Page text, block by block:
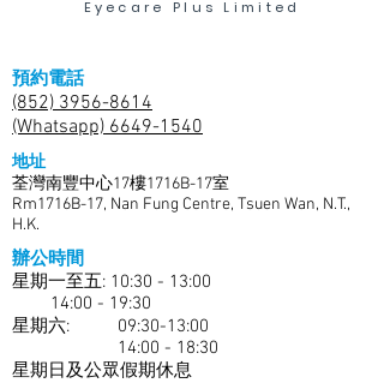
Eyecare Plus Limited
預約電話
(852) 3956-8614
(Whatsapp) 6649-1540
地址
荃灣南豐中心17樓1716B-17室
Rm1716B-17, Nan Fung Centre, Tsuen Wan, N.T.,
H.K.
辦公時間
星期一至五: 10:30 - 13:00
14:00 - 19:30
​​星期六: 09:30-13:00
14:00 - 18:30
星期日及公眾假期休息